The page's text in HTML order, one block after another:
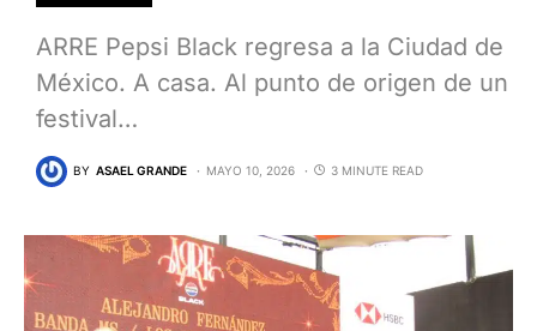
ARRE Pepsi Black regresa a la Ciudad de
México. A casa. Al punto de origen de un
festival…
BY ASAEL GRANDE MAYO 10, 2026 3 MINUTE READ